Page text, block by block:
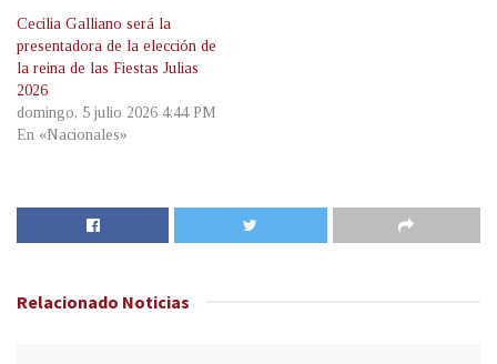
Cecilia Galliano será la
presentadora de la elección de
la reina de las Fiestas Julias
2026
domingo, 5 julio 2026 4:44 PM
En «Nacionales»
Relacionado Noticias